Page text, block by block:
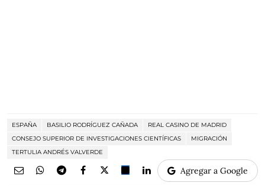
ESPAÑA BASILIO RODRÍGUEZ CAÑADA
REAL CASINO DE MADRID
CONSEJO SUPERIOR DE INVESTIGACIONES CIENTÍFICAS
MIGRACIÓN
TERTULIA ANDRÉS VALVERDE
Agregar a Google